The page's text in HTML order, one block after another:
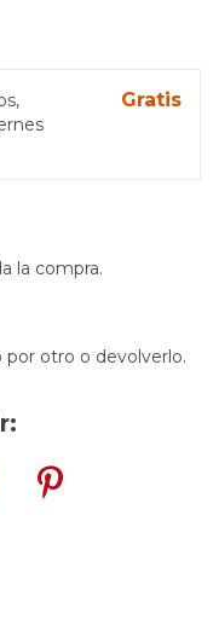
Gratis
la compra.
otro o devolverlo.